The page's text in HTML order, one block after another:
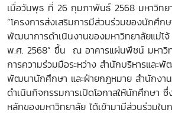
เมื่อวันพุธ ที่ 26 กุมภาพันธ์ 2568 มหาวิทย
“โครงการส่งเสริมการมีส่วนร่วมของนักศึก
พัฒนาการดำเนินงานของมหาวิทยาลัยแม่โ
พ.ศ. 2568” ขึ้น ณ อาคารแผ่นพืชน์ มหาวิ
การความร่วมมือระหว่าง สำนักบริหารและ
พัฒนานักศึกษา และฝ่ายกฎหมาย สำนักงา
ดำเนินกิจกรรมการเปิดโอกาสให้นักศึกษา
หลักของมหาวิทยาลัย ได้เข้ามามีส่วนร่วมใ